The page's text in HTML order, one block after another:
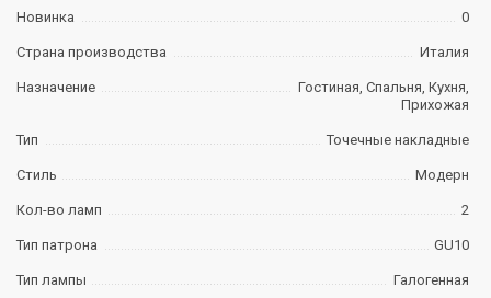
Новинка 0
Страна производства Италия
Назначение
Гостиная, Спальня, Кухня,
Прихожая
Тип Точечные накладные
Стиль Модерн
Кол-во ламп 2
Тип патрона GU10
Тип лампы Галогенная